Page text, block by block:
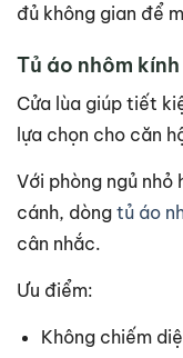
đủ không gian để
Tủ áo nhôm
Cửa lùa giúp tiết
lựa chọn cho căn
Với phòng ngủ
cánh, dòng tủ áo
cân nhắc.
Ưu điểm:
Không chiếm